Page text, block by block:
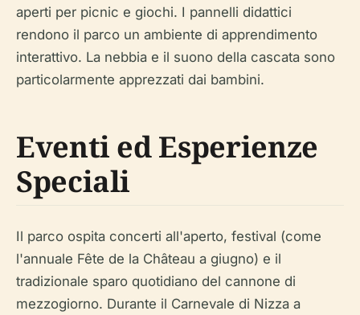
aperti per picnic e giochi. I pannelli didattici
rendono il parco un ambiente di apprendimento
interattivo. La nebbia e il suono della cascata sono
particolarmente apprezzati dai bambini.
Eventi ed Esperienze
Speciali
Il parco ospita concerti all'aperto, festival (come
l'annuale Fête de la Château a giugno) e il
tradizionale sparo quotidiano del cannone di
mezzogiorno. Durante il Carnevale di Nizza a